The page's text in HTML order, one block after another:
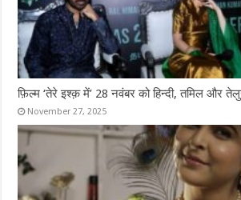
फ़िल्म ‘तेरे इश्क़ में’ 28 नवंबर को हिन्दी, तमिल और
November 27, 2025